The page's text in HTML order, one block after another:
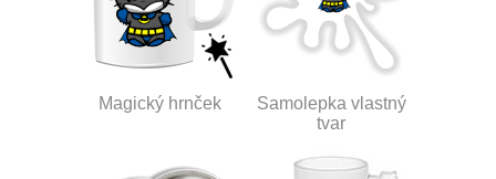
Magický hrnček
Samolepka vlastný
tvar